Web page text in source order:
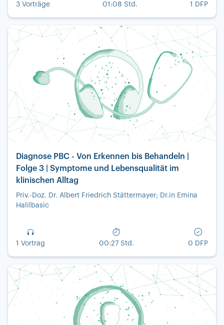
3 Vorträge 01:08 Std. 1 DFP
Diagnose PBC - Von Erkennen bis Behandeln |
Folge 3 | Symptome und Lebensqualität im
klinischen Alltag
Priv.-Doz. Dr. Albert Friedrich Stättermayer; Dr.in Emina
Halilbasic
1 Vortrag 00:27 Std. 0 DFP